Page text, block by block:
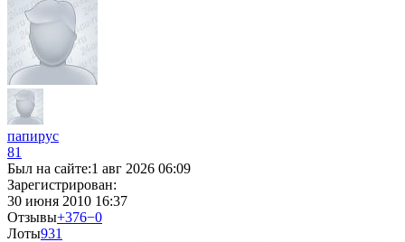
папирус
81
Был на сайте:1 авг 2026 06:09
Зарегистрирован:
30 июня 2010 16:37
Отзывы+376−0
Лоты931